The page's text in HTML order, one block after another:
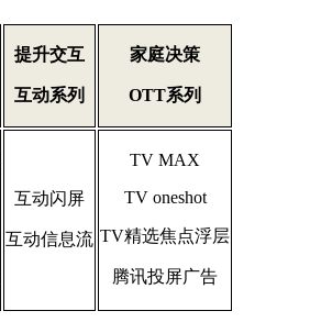
提升交互
互动系列
家庭决策
OTT系列
互动闪屏
互动信息流
TV MAX
TV oneshot
TV精选焦点浮层
腾讯投屏广告